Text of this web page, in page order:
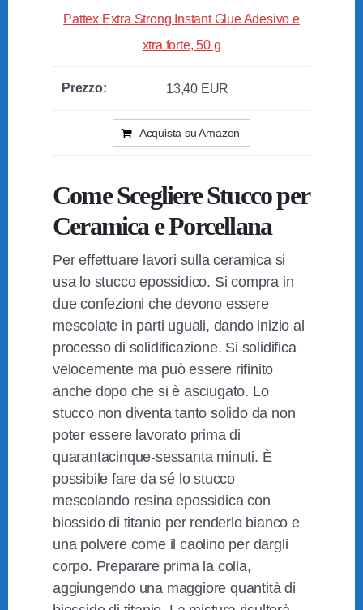
Pattex Extra Strong Instant Glue Adesivo e
xtra forte, 50 g
13,40 EUR
Acquista su Amazon
Come Scegliere Stucco per
Ceramica e Porcellana
Per effettuare lavori sulla ceramica si
usa lo stucco epossidico. Si compra in
due confezioni che devono essere
mescolate in parti uguali, dando inizio al
processo di solidificazione. Si solidifica
velocemente ma può essere rifinito
anche dopo che si è asciugato. Lo
stucco non diventa tanto solido da non
poter essere lavorato prima di
quarantacinque-sessanta minuti. È
possibile fare da sé lo stucco
mescolando resina epossidica con
biossido di titanio per renderlo bianco e
una polvere come il caolino per dargli
corpo. Preparare prima la colla,
aggiungendo una maggiore quantità di